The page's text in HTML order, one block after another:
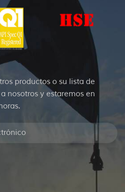
productos o su lista de
nosotros y estaremos en